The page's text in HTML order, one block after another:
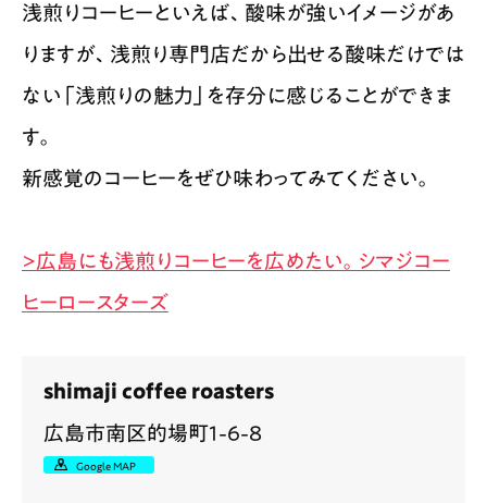
浅煎りコーヒーといえば、酸味が強いイメージがあ
りますが、浅煎り専門店だから出せる酸味だけでは
ない「浅煎りの魅力」を存分に感じることができま
す。
新感覚のコーヒーをぜひ味わってみてください。
>広島にも浅煎りコーヒーを広めたい。シマジコー
ヒーロースターズ
shimaji coffee roasters
広島市南区的場町1-6-8
Google MAP